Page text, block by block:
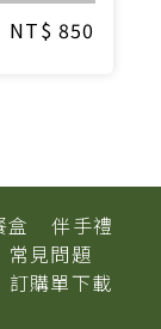
850
盒
伴手禮
常見問題
訂購單下載